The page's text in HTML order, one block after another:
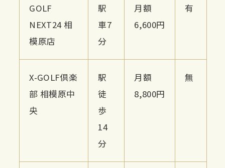
GOLF
NEXT24 相
模原店
駅
車7
分
月額
6,600円
有
X-GOLF倶楽
部 相模原中
央
駅
徒
歩
14
分
月額
8,800円
無